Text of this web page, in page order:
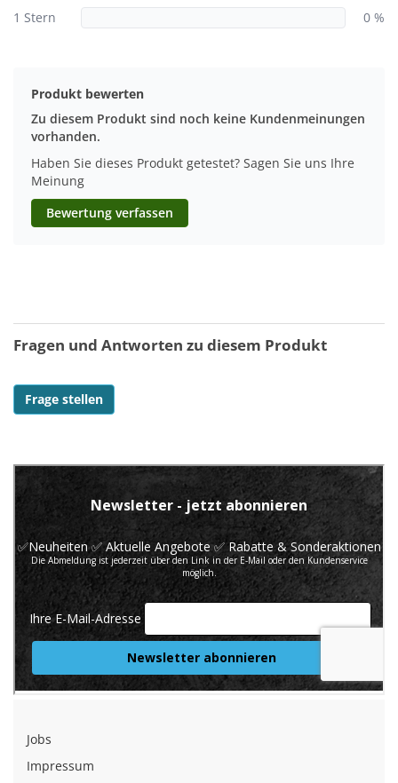
1 Stern
0 %
Produkt bewerten
Zu diesem Produkt sind noch keine Kundenmeinungen
vorhanden.
Haben Sie dieses Produkt getestet? Sagen Sie uns Ihre
Meinung
Bewertung verfassen
Fragen und Antworten zu diesem Produkt
Frage stellen
Jobs
Impressum